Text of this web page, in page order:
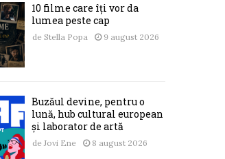
10 filme care îți vor da
lumea peste cap
de Stella Popa 9 august 2026
Buzăul devine, pentru o
lună, hub cultural european
și laborator de artă
de Jovi Ene 8 august 2026